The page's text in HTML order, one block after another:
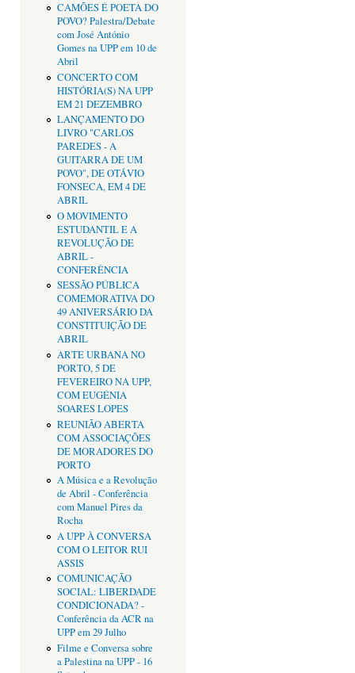
CAMÕES É POETA DO
POVO? Palestra/Debate
com José António
Gomes na UPP em 10 de
Abril
CONCERTO COM
HISTÓRIA(S) NA UPP
EM 21 DEZEMBRO
LANÇAMENTO DO
LIVRO "CARLOS
PAREDES - A
GUITARRA DE UM
POVO", DE OTÁVIO
FONSECA, EM 4 DE
ABRIL
O MOVIMENTO
ESTUDANTIL E A
REVOLUÇÃO DE
ABRIL -
CONFERÊNCIA
SESSÃO PÚBLICA
COMEMORATIVA DO
49 ANIVERSÁRIO DA
CONSTITUIÇÃO DE
ABRIL
ARTE URBANA NO
PORTO, 5 DE
FEVEREIRO NA UPP,
COM EUGÉNIA
SOARES LOPES
REUNIÃO ABERTA
COM ASSOCIAÇÕES
DE MORADORES DO
PORTO
A Música e a Revolução
de Abril - Conferência
com Manuel Pires da
Rocha
A UPP À CONVERSA
COM O LEITOR RUI
ASSIS
COMUNICAÇÃO
SOCIAL: LIBERDADE
CONDICIONADA? -
Conferência da ACR na
UPP em 29 Julho
Filme e Conversa sobre
a Palestina na UPP - 16